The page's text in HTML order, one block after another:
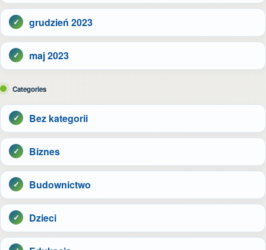
grudzień 2023
maj 2023
Categories
Bez kategorii
Biznes
Budownictwo
Dzieci